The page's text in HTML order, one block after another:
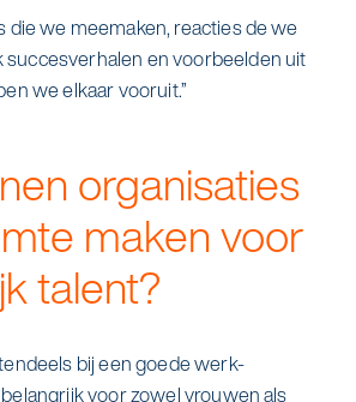
die we meemaken, reacties de we
en voorbeelden uit
we elkaar vooruit.”
organisaties
maken voor
talent?
bij een goede werk-
voor zowel vrouwen als